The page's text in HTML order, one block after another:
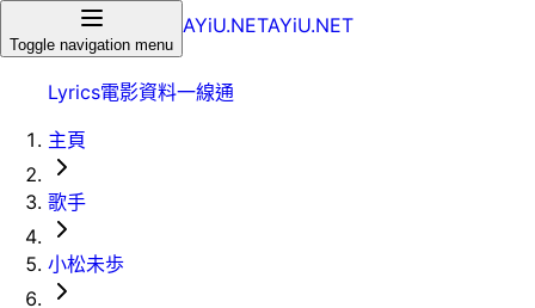
Toggle navigation menu
AYiU.NETAYiU.NET
Lyrics電影資料一線通
主頁
歌手
小松未歩